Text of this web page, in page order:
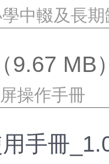
中輟及長
9.67 MB
操作手冊
手冊